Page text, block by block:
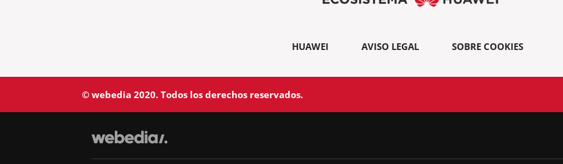
HUAWEI AVISO LEGAL SOBRE COOKIES
© webedia 2020. Todos los derechos reservados.